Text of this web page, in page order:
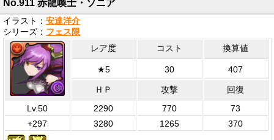
No.911 赤龍喚士・ソニア
イラスト： 安達洋介
シリーズ： フェス限
レア度 コスト 換算値
★5 30 407
ＨＰ 攻撃
回復
Lv.50
2290 770
73
+297
3280 1265 370